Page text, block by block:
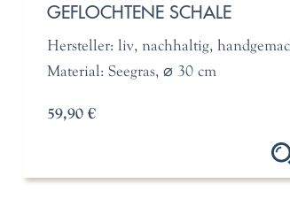
GEFLOCHTENE SCHALE
Hersteller: liv, nachhaltig,
Material: Seegras, ⌀ 30 cm
59,90 €